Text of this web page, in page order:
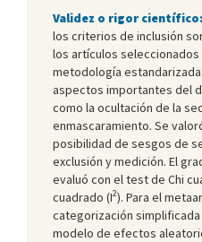
Validez o rigor científico:
los criterios de inclusión
los artículos seleccionados
metodología
aspectos importantes del
como la ocultación de la
enmascaramiento. Se
posibilidad de sesgos de
exclusión y medición. El
evaluó con el test de Chi
cuadrado (I2). Para el
categorización simplificada
modelo de efectos